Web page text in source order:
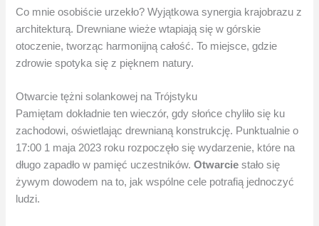
Co mnie osobiście urzekło? Wyjątkowa synergia krajobrazu z
architekturą. Drewniane wieże wtapiają się w górskie
otoczenie, tworząc harmonijną całość. To miejsce, gdzie
zdrowie spotyka się z pięknem natury.
Otwarcie tężni solankowej na Trójstyku
Pamiętam dokładnie ten wieczór, gdy słońce chyliło się ku
zachodowi, oświetlając drewnianą konstrukcję. Punktualnie o
17:00 1 maja 2023 roku rozpoczęło się wydarzenie, które na
długo zapadło w pamięć uczestników.Otwarcie stało się
żywym dowodem na to, jak wspólne cele potrafią jednoczyć
ludzi.